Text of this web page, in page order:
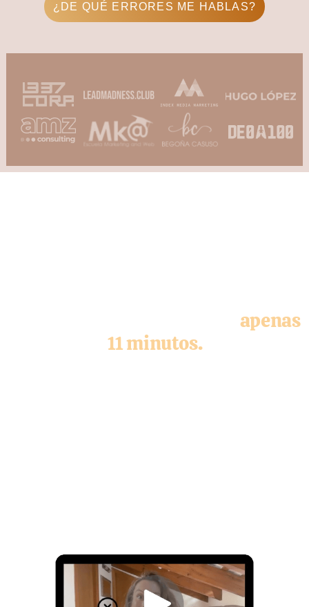
¿DE QUÉ ERRORES ME HABLAS?
apenas
11 minutos.